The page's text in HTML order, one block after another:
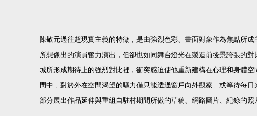
陳敬元過往超現實主義的特徵，是由強烈色彩、畫面對象作為焦點所
所想像出的演員奮力演出，但卻也如同舞台燈光在製造前後景誇張的
城所形成期待上的強烈對比裡，衝突感迫使他重新建構在心理和身體
間中，對於外在空間渴望的驅力僅只能透過窗戶向外觀察、或等待每
部分展出作品延伸與重組自駐村期間所做的草稿、網路圖片、紀錄的